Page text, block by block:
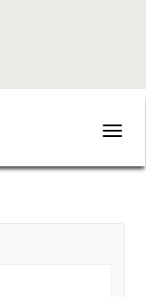
Toggle